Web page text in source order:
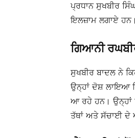
ਪ੍ਰਧਾਨ ਸੁਖਬੀਰ
ਇਲਜ਼ਾਮ ਲਗਾਏ ਹਨ।
ਗਿਆਨੀ
ਸੁਖਬੀਰ ਬਾਦਲ ਨੇ
ਉਨ੍ਹਾਂ ਦੋਸ਼ ਲਾਇਆ
ਆ ਰਹੇ ਹਨ। ਉਨ੍ਹਾਂ
ਤੱਥਾਂ ਅਤੇ ਸੱਚਾਈ ਦੇ